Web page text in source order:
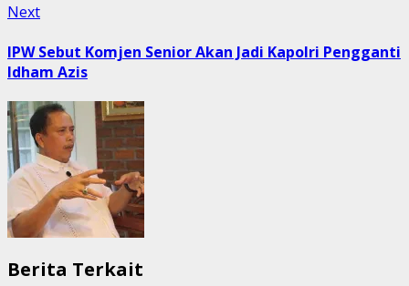
NextNext
IPW Sebut Komjen Senior Akan Jadi Kapolri Pengganti
Idham Azis
Berita Terkait